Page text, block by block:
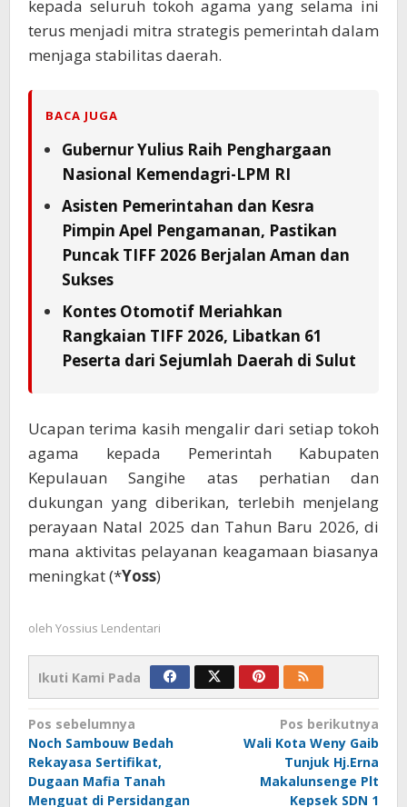
kepada seluruh tokoh agama yang selama ini
terus menjadi mitra strategis pemerintah dalam
menjaga stabilitas daerah.
BACA JUGA
Gubernur Yulius Raih Penghargaan
Nasional Kemendagri-LPM RI
Asisten Pemerintahan dan Kesra
Pimpin Apel Pengamanan, Pastikan
Puncak TIFF 2026 Berjalan Aman dan
Sukses
Kontes Otomotif Meriahkan
Rangkaian TIFF 2026, Libatkan 61
Peserta dari Sejumlah Daerah di Sulut
Ucapan terima kasih mengalir dari setiap tokoh
agama kepada Pemerintah Kabupaten
Kepulauan Sangihe atas perhatian dan
dukungan yang diberikan, terlebih menjelang
perayaan Natal 2025 dan Tahun Baru 2026, di
mana aktivitas pelayanan keagamaan biasanya
meningkat (*Yoss)
oleh Yossius Lendentari
Ikuti Kami Pada
Navigasi
pos
Pos sebelumnya
Noch Sambouw Bedah
Rekayasa Sertifikat,
Dugaan Mafia Tanah
Menguat di Persidangan
Pos berikutnya
Wali Kota Weny Gaib
Tunjuk Hj.Erna
Makalunsenge Plt
Kepsek SDN 1